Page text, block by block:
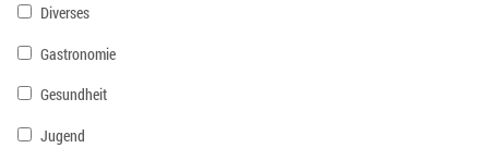
Diverses
Gastronomie
Gesundheit
Jugend